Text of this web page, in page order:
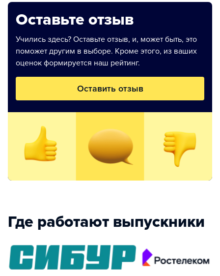
Оставьте отзыв
Учились здесь? Оставьте отзыв, и, может быть, это
поможет другим в выборе. Кроме этого, из ваших
оценок формируется наш рейтинг.
Оставить отзыв
Где работают выпускники